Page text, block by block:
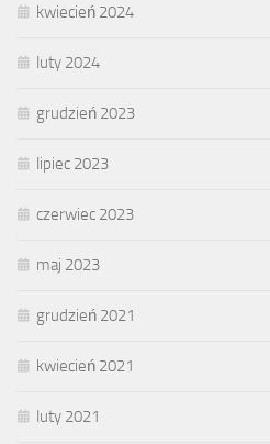
kwiecień 2024
luty 2024
grudzień 2023
lipiec 2023
czerwiec 2023
maj 2023
grudzień 2021
kwiecień 2021
luty 2021